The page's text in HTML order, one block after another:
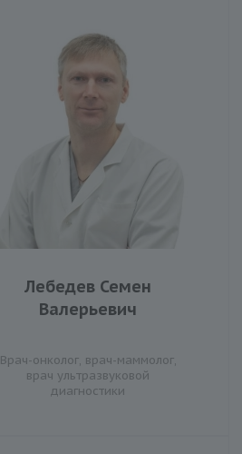
Лебедев Семен
Валерьевич
Врач-онколог, врач-маммолог,
врач ультразвуковой
диагностики